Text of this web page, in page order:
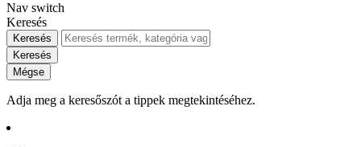
Nav switch
Keresés
Keresés
Keresés
Mégse
Adja meg a keresőszót a tippek megtekintéséhez.